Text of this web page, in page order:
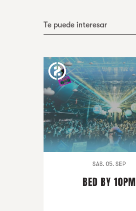
Te puede interesar
SAB. 05. SEP
BED BY 10PM